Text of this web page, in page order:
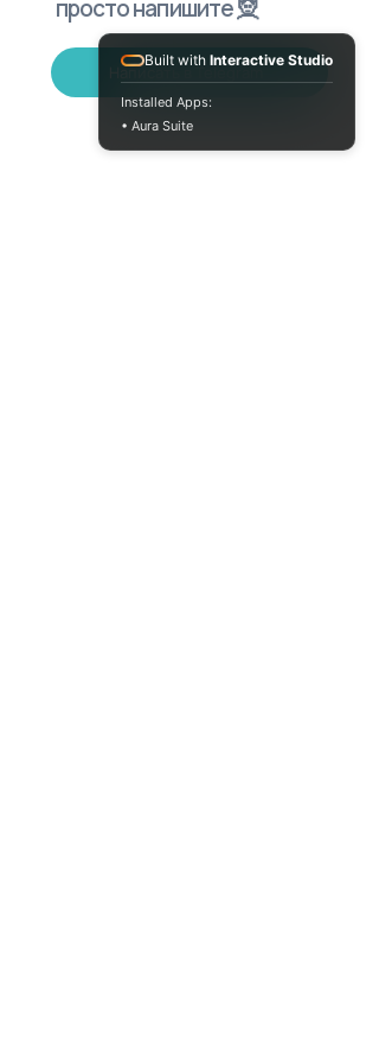
просто напишите 🧝
Написать в Telegram
Built with Interactive Studio
Installed Apps:
• Aura Suite